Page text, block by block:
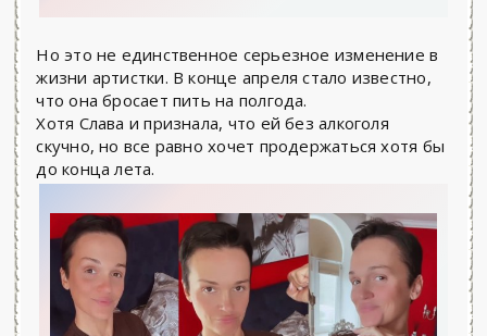
Но это не единственное серьезное изменение в
жизни артистки. В конце апреля стало известно,
что она бросает пить на полгода.
Хотя Слава и признала, что ей без алкоголя
скучно, но все равно хочет продержаться хотя бы
до конца лета.